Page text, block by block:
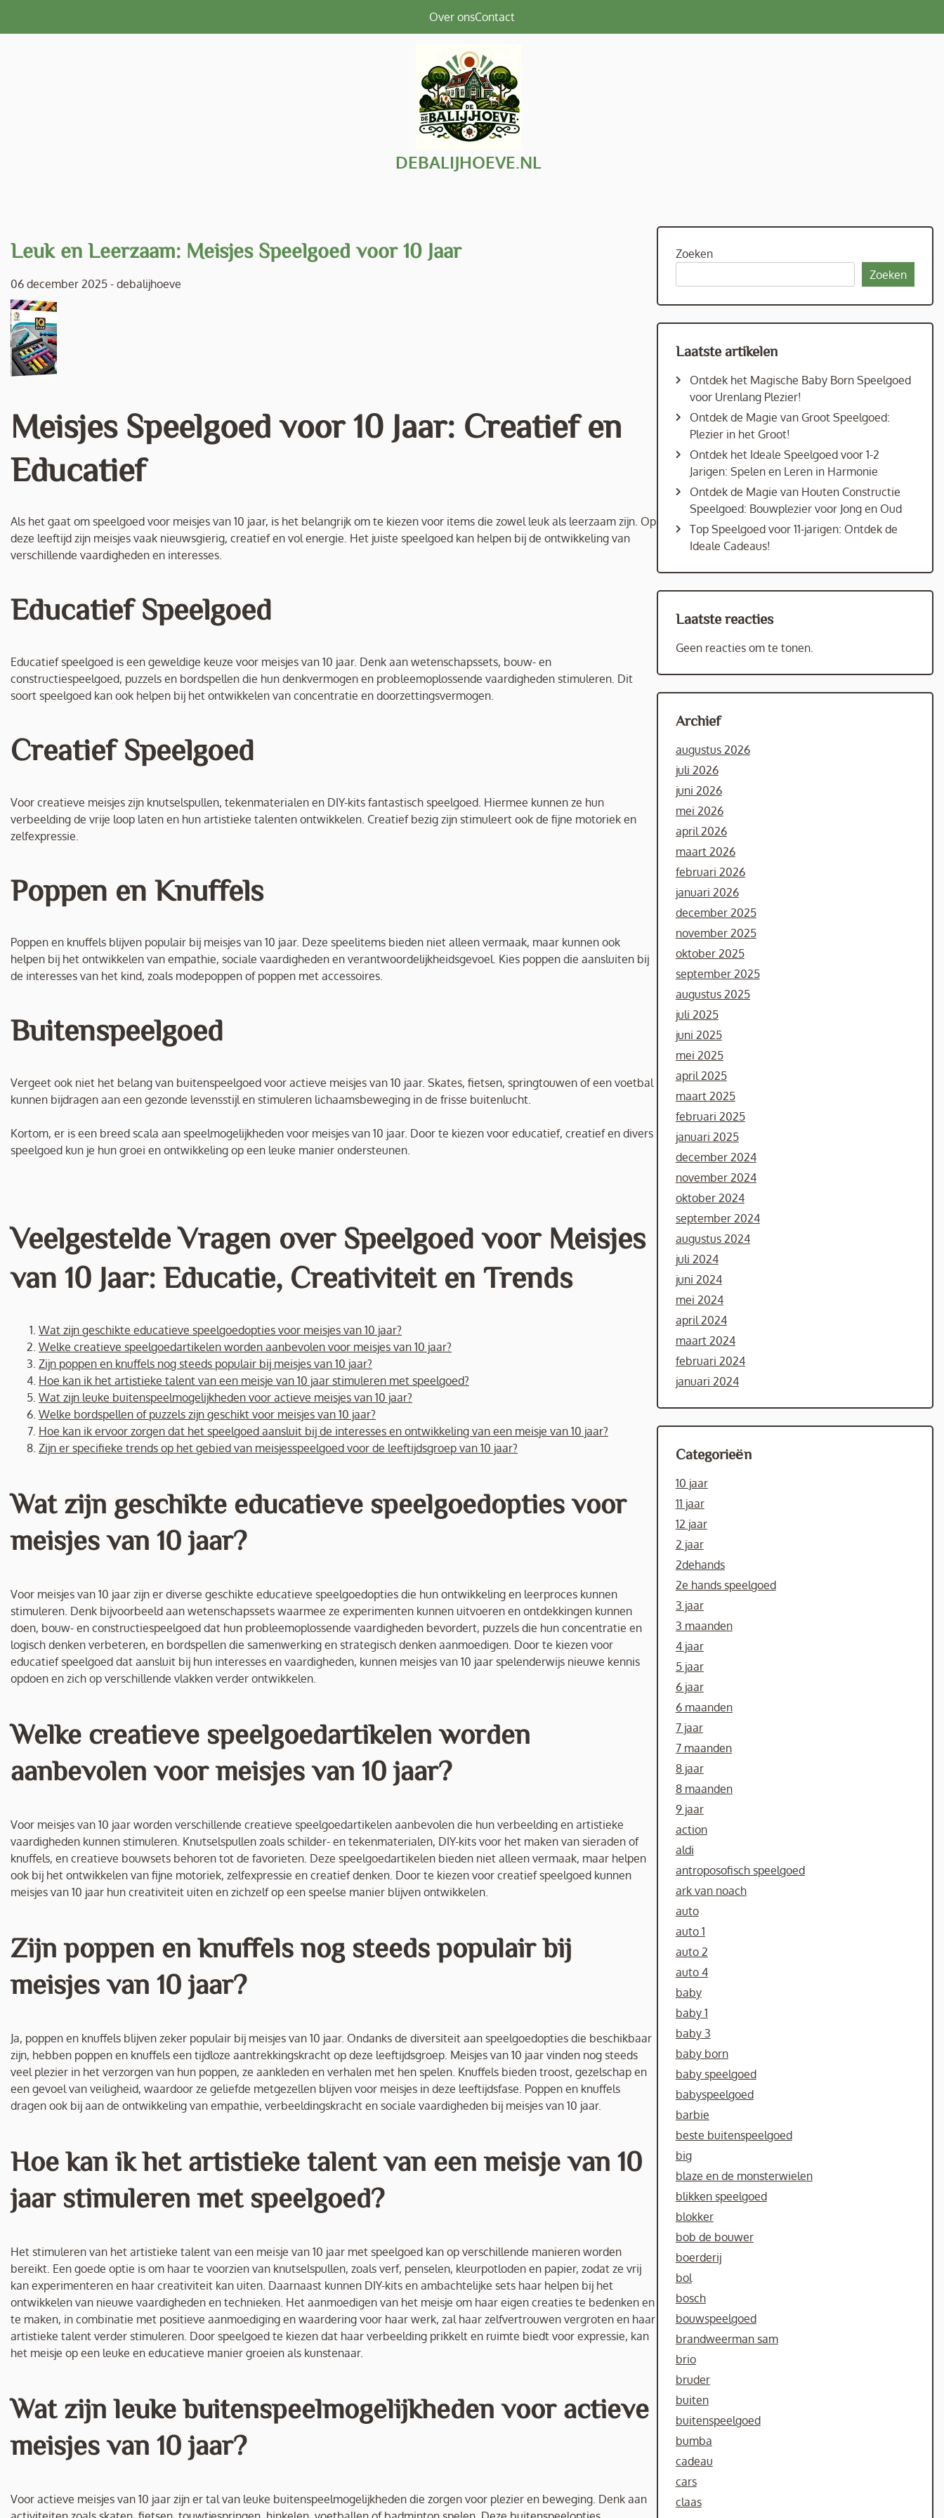
Over onsContact
DEBALIJHOEVE.NL
Leuk en Leerzaam: Meisjes Speelgoed voor 10 Jaar
06 december 2025 - debalijhoeve
Meisjes Speelgoed voor 10 Jaar: Creatief en
Educatief
Als het gaat om speelgoed voor meisjes van 10 jaar, is het belangrijk om te kiezen voor items die zowel leuk als leerzaam zijn. Op
deze leeftijd zijn meisjes vaak nieuwsgierig, creatief en vol energie. Het juiste speelgoed kan helpen bij de ontwikkeling van
verschillende vaardigheden en interesses.
Educatief Speelgoed
Educatief speelgoed is een geweldige keuze voor meisjes van 10 jaar. Denk aan wetenschapssets, bouw- en
constructiespeelgoed, puzzels en bordspellen die hun denkvermogen en probleemoplossende vaardigheden stimuleren. Dit
soort speelgoed kan ook helpen bij het ontwikkelen van concentratie en doorzettingsvermogen.
Creatief Speelgoed
Voor creatieve meisjes zijn knutselspullen, tekenmaterialen en DIY-kits fantastisch speelgoed. Hiermee kunnen ze hun
verbeelding de vrije loop laten en hun artistieke talenten ontwikkelen. Creatief bezig zijn stimuleert ook de fijne motoriek en
zelfexpressie.
Poppen en Knuffels
Poppen en knuffels blijven populair bij meisjes van 10 jaar. Deze speelitems bieden niet alleen vermaak, maar kunnen ook
helpen bij het ontwikkelen van empathie, sociale vaardigheden en verantwoordelijkheidsgevoel. Kies poppen die aansluiten bij
de interesses van het kind, zoals modepoppen of poppen met accessoires.
Buitenspeelgoed
Vergeet ook niet het belang van buitenspeelgoed voor actieve meisjes van 10 jaar. Skates, fietsen, springtouwen of een voetbal
kunnen bijdragen aan een gezonde levensstijl en stimuleren lichaamsbeweging in de frisse buitenlucht.
Kortom, er is een breed scala aan speelmogelijkheden voor meisjes van 10 jaar. Door te kiezen voor educatief, creatief en divers
speelgoed kun je hun groei en ontwikkeling op een leuke manier ondersteunen.
Veelgestelde Vragen over Speelgoed voor Meisjes
van 10 Jaar: Educatie, Creativiteit en Trends
Wat zijn geschikte educatieve speelgoedopties voor meisjes van 10 jaar?
Welke creatieve speelgoedartikelen worden aanbevolen voor meisjes van 10 jaar?
Zijn poppen en knuffels nog steeds populair bij meisjes van 10 jaar?
Hoe kan ik het artistieke talent van een meisje van 10 jaar stimuleren met speelgoed?
Wat zijn leuke buitenspeelmogelijkheden voor actieve meisjes van 10 jaar?
Welke bordspellen of puzzels zijn geschikt voor meisjes van 10 jaar?
Hoe kan ik ervoor zorgen dat het speelgoed aansluit bij de interesses en ontwikkeling van een meisje van 10 jaar?
Zijn er specifieke trends op het gebied van meisjesspeelgoed voor de leeftijdsgroep van 10 jaar?
Wat zijn geschikte educatieve speelgoedopties voor
meisjes van 10 jaar?
Voor meisjes van 10 jaar zijn er diverse geschikte educatieve speelgoedopties die hun ontwikkeling en leerproces kunnen
stimuleren. Denk bijvoorbeeld aan wetenschapssets waarmee ze experimenten kunnen uitvoeren en ontdekkingen kunnen
doen, bouw- en constructiespeelgoed dat hun probleemoplossende vaardigheden bevordert, puzzels die hun concentratie en
logisch denken verbeteren, en bordspellen die samenwerking en strategisch denken aanmoedigen. Door te kiezen voor
educatief speelgoed dat aansluit bij hun interesses en vaardigheden, kunnen meisjes van 10 jaar spelenderwijs nieuwe kennis
opdoen en zich op verschillende vlakken verder ontwikkelen.
Welke creatieve speelgoedartikelen worden
aanbevolen voor meisjes van 10 jaar?
Voor meisjes van 10 jaar worden verschillende creatieve speelgoedartikelen aanbevolen die hun verbeelding en artistieke
vaardigheden kunnen stimuleren. Knutselspullen zoals schilder- en tekenmaterialen, DIY-kits voor het maken van sieraden of
knuffels, en creatieve bouwsets behoren tot de favorieten. Deze speelgoedartikelen bieden niet alleen vermaak, maar helpen
ook bij het ontwikkelen van fijne motoriek, zelfexpressie en creatief denken. Door te kiezen voor creatief speelgoed kunnen
meisjes van 10 jaar hun creativiteit uiten en zichzelf op een speelse manier blijven ontwikkelen.
Zijn poppen en knuffels nog steeds populair bij
meisjes van 10 jaar?
Ja, poppen en knuffels blijven zeker populair bij meisjes van 10 jaar. Ondanks de diversiteit aan speelgoedopties die beschikbaar
zijn, hebben poppen en knuffels een tijdloze aantrekkingskracht op deze leeftijdsgroep. Meisjes van 10 jaar vinden nog steeds
veel plezier in het verzorgen van hun poppen, ze aankleden en verhalen met hen spelen. Knuffels bieden troost, gezelschap en
een gevoel van veiligheid, waardoor ze geliefde metgezellen blijven voor meisjes in deze leeftijdsfase. Poppen en knuffels
dragen ook bij aan de ontwikkeling van empathie, verbeeldingskracht en sociale vaardigheden bij meisjes van 10 jaar.
Hoe kan ik het artistieke talent van een meisje van 10
jaar stimuleren met speelgoed?
Het stimuleren van het artistieke talent van een meisje van 10 jaar met speelgoed kan op verschillende manieren worden
bereikt. Een goede optie is om haar te voorzien van knutselspullen, zoals verf, penselen, kleurpotloden en papier, zodat ze vrij
kan experimenteren en haar creativiteit kan uiten. Daarnaast kunnen DIY-kits en ambachtelijke sets haar helpen bij het
ontwikkelen van nieuwe vaardigheden en technieken. Het aanmoedigen van het meisje om haar eigen creaties te bedenken en
te maken, in combinatie met positieve aanmoediging en waardering voor haar werk, zal haar zelfvertrouwen vergroten en haar
artistieke talent verder stimuleren. Door speelgoed te kiezen dat haar verbeelding prikkelt en ruimte biedt voor expressie, kan
het meisje op een leuke en educatieve manier groeien als kunstenaar.
Wat zijn leuke buitenspeelmogelijkheden voor actieve
meisjes van 10 jaar?
Voor actieve meisjes van 10 jaar zijn er tal van leuke buitenspeelmogelijkheden die zorgen voor plezier en beweging. Denk aan
Zoeken
Zoeken
Laatste artikelen
Ontdek het Magische Baby Born Speelgoed
voor Urenlang Plezier!
Ontdek de Magie van Groot Speelgoed:
Plezier in het Groot!
Ontdek het Ideale Speelgoed voor 1-2
Jarigen: Spelen en Leren in Harmonie
Ontdek de Magie van Houten Constructie
Speelgoed: Bouwplezier voor Jong en Oud
Top Speelgoed voor 11-jarigen: Ontdek de
Ideale Cadeaus!
Laatste reacties
Geen reacties om te tonen.
Archief
augustus 2026
juli 2026
juni 2026
mei 2026
april 2026
maart 2026
februari 2026
januari 2026
december 2025
november 2025
oktober 2025
september 2025
augustus 2025
juli 2025
juni 2025
mei 2025
april 2025
maart 2025
februari 2025
januari 2025
december 2024
november 2024
oktober 2024
september 2024
augustus 2024
juli 2024
juni 2024
mei 2024
april 2024
maart 2024
februari 2024
januari 2024
Categorieën
10 jaar
11 jaar
12 jaar
2 jaar
2dehands
2e hands speelgoed
3 jaar
3 maanden
4 jaar
5 jaar
6 jaar
6 maanden
7 jaar
7 maanden
8 jaar
8 maanden
9 jaar
action
aldi
antroposofisch speelgoed
ark van noach
auto
auto 1
auto 2
auto 4
baby
baby 1
baby 3
baby born
baby speelgoed
babyspeelgoed
barbie
beste buitenspeelgoed
big
blaze en de monsterwielen
blikken speelgoed
blokker
bob de bouwer
boerderij
bol
bosch
bouwspeelgoed
brandweerman sam
brio
bruder
buiten
buitenspeelgoed
bumba
cadeau
cars
claas